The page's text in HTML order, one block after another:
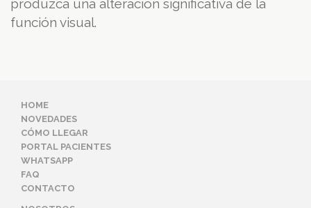
produzca una alteración significativa de la
función visual.
HOME
NOVEDADES
CÓMO LLEGAR
PORTAL PACIENTES
WHATSAPP
FAQ
CONTACTO